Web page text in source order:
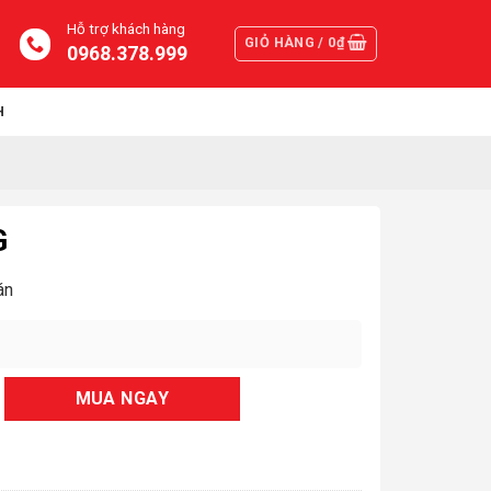
Hỗ trợ khách hàng
0968.378.999 GIỎ HÀNG / 0₫
MUA NGAY